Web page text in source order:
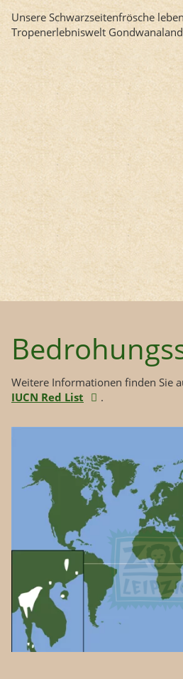
Unsere Schwarzseitenfrösche
Tropenerlebniswelt
Weitere Informationen finden Sie
IUCN Red List
.